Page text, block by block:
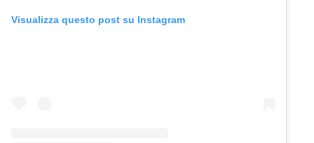
Visualizza questo post su Instagram